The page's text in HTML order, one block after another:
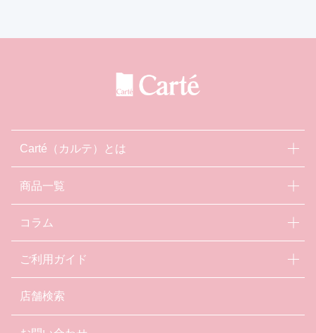
Carté（カルテ）とは
商品一覧
コラム
ご利用ガイド
店舗検索